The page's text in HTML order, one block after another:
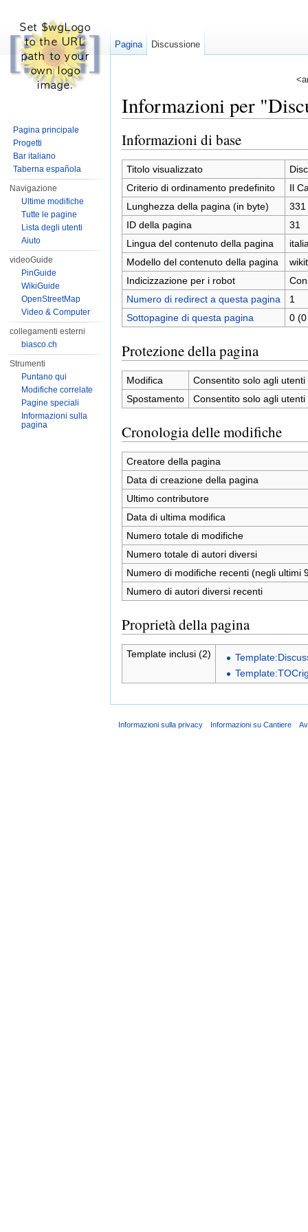
Informazioni per
Informazioni di base
Titolo visualizzato
Criterio di ordinamento predefinito
Il
Lunghezza della pagina (in byte)
331
ID della pagina
31
Lingua del contenuto della pagina
Modello del contenuto della pagina
Indicizzazione per i robot
Numero di redirect a questa pagina
1
Sottopagine di questa pagina
0
Protezione della pagina
Modifica
Consentito solo agli
Spostamento
Consentito solo agli
Cronologia delle modifiche
Creatore della pagina
Data di creazione della pagina
Ultimo contributore
Data di ultima modifica
Numero totale di modifiche
Numero totale di autori diversi
Numero di modifiche recenti (negli ultimi
Numero di autori diversi recenti
Proprietà della pagina
Template inclusi (2)
Pagina Discussione
Pagina principale
Progetti
Bar italiano
Taberna española
Navigazione
Ultime modifiche
Tutte le pagine
Lista degli utenti
Aiuto
videoGuide
PinGuide
WikiGuide
OpenStreetMap
Video & Computer
collegamenti esterni
biasco.ch
Strumenti
Puntano qui
Modifiche correlate
Pagine speciali
Informazioni sulla
pagina
Informazioni sulla privacy Informazioni su Cantiere